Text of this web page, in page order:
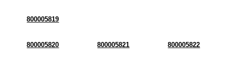
800005819
800005820 800005821 800005822